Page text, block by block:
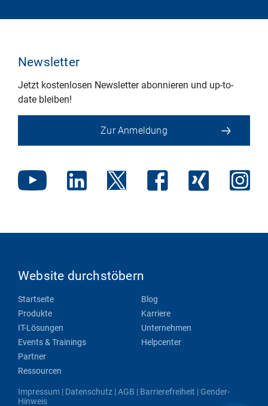
Newsletter
Jetzt kostenlosen Newsletter abonnieren und up-to-
date bleiben!
Zur Anmeldung
Website durchstöbern
Startseite
Produkte
IT-Lösungen
Events & Trainings
Partner
Ressourcen
Blog
Karriere
Unternehmen
Helpcenter
Impressum | Datenschutz |AGB | Barrierefreiheit | Gender-
Hinweis